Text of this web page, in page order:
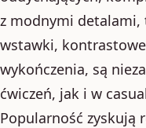
z modnymi
wstawki,
wykończenia, są
ćwiczeń, jak i w
Popularność zyskują